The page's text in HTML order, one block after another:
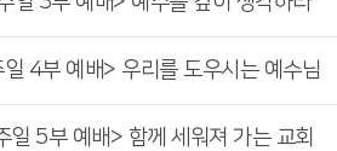
일 4부 예배> 우리를 도우시는 예수님
일 5부 예배> 함께 세워져 가는 교회